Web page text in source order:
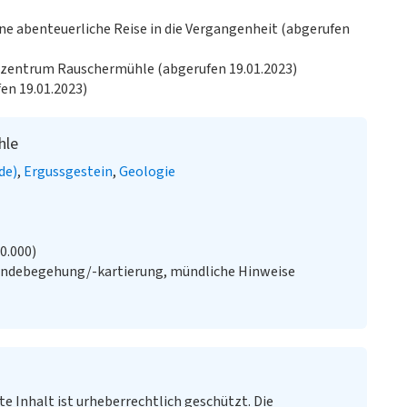
abenteuerliche Reise in die Vergangenheit (abgerufen
Rauschermühle (abgerufen 19.01.2023)
19.01.2023)
Ergussgestein Geologie
kartierung, mündliche Hinweise
Inhalt ist urheberrechtlich geschützt. Die